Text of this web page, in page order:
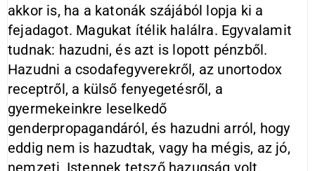
akkor is, ha a katonák szájából lopja ki a
fejadagot. Magukat ítélik halálra. Egyvalamit
tudnak: hazudni, és azt is lopott pénzből.
Hazudni a csodafegyverekről, az unortodox
receptről, a külső fenyegetésről, a
gyermekeinkre leselkedő
genderpropagandáról, és hazudni arról, hogy
eddig nem is hazudtak, vagy ha mégis, az jó,
nemzeti, Istennek tetsző hazugság volt.